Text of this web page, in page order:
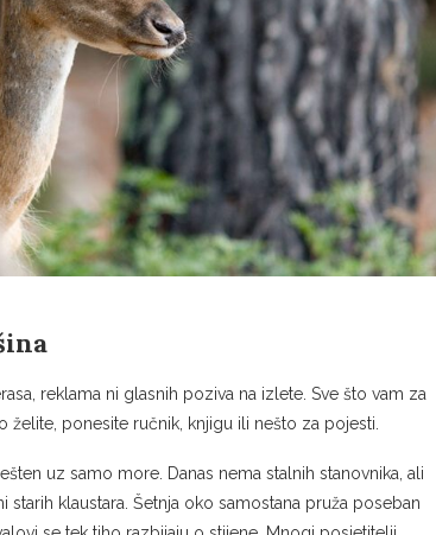
reklama ni glasnih poziva na izlete. Sve što vam za
želite, ponesite ručnik, knjigu ili nešto za pojesti.
uz samo more. Danas nema stalnih stanovnika, ali
klaustara. Šetnja oko samostana pruža poseban